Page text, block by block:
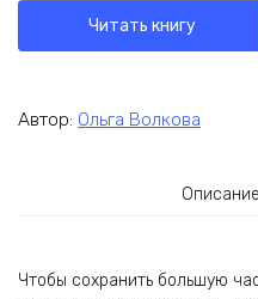
Читать книгу
Автор: Ольга Волкова
Описание
Чтобы сохранить большую